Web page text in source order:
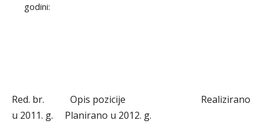
godini:
Red. br. Opis pozicije Realizirano
u 2011. g. Planirano u 2012. g.